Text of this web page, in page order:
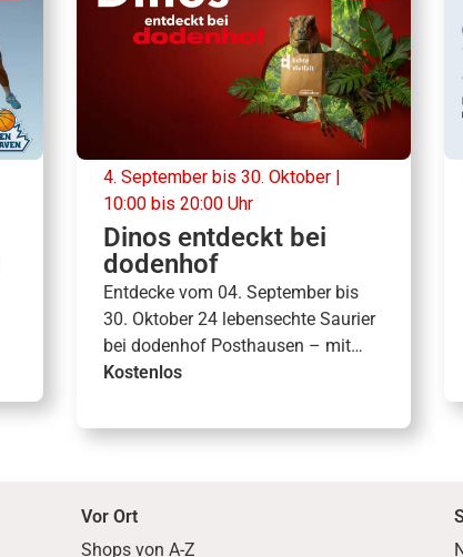
4. September bis 30. Oktober |
10:00 bis 20:00 Uhr
Dinos entdeckt bei
dodenhof
Entdecke vom 04. September bis
30. Oktober 24 lebensechte Saurier
bei dodenhof Posthausen – mit
Rundweg, Mitmach-Aktionen und
Kostenlos
Vor Ort
Shops von A-Z